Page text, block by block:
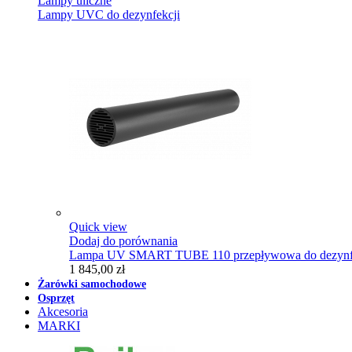
Lampy UVC do dezynfekcji
Quick view
Dodaj do porównania
Lampa UV SMART TUBE 110 przepływowa do
1 845,00 zł
Żarówki samochodowe
Osprzęt
Akcesoria
MARKI